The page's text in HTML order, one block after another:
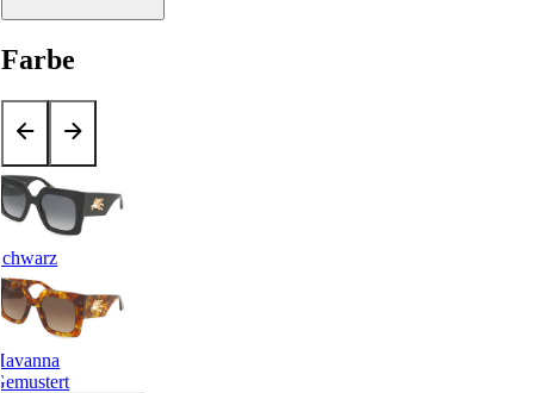
Farbe
Schwarz
Havanna
Gemustert